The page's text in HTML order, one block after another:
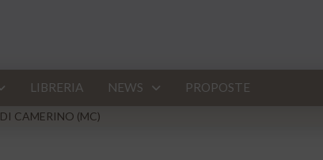
LIBRERIA NEWS PROPOSTE
CAMERINO (MC)